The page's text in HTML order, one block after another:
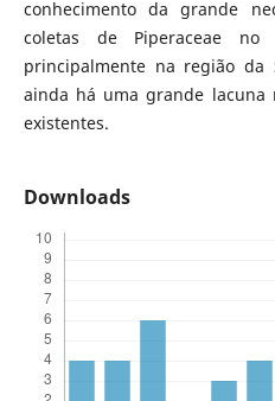
conhecimento da grande
coletas de Piperaceae
principalmente na região da
ainda há uma grande lacuna
existentes.
Downloads